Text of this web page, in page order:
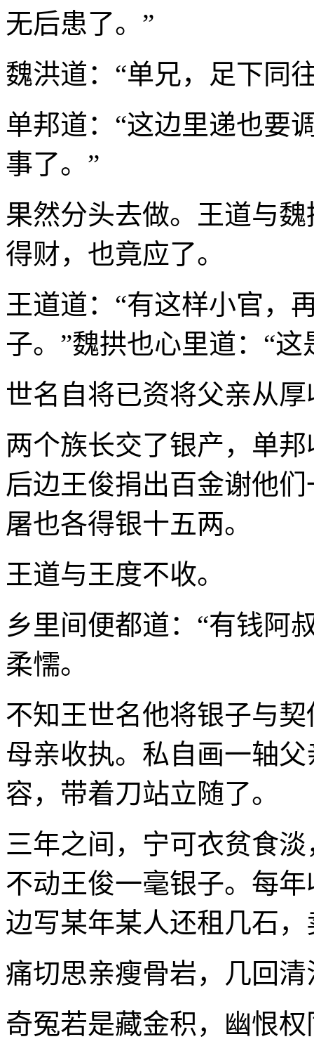
无后患了。”
魏洪道：“单兄，足下同
单邦道：“这边里递也要
事了。”
果然分头去做。王道与
得财，也竟应了。
王道道：“有这样小官，
子。”魏拱也心里道：“这
世名自将已资将父亲从厚
两个族长交了银产，单
后边王俊捐出百金谢他
屠也各得银十五两。
王道与王度不收。
乡里间便都道：“有钱阿
柔懦。
不知王世名他将银子与
母亲收执。私自画一轴
容，带着刀站立随了。
三年之间，宁可衣贫食
不动王俊一毫银子。每
边写某年某人还租几石
痛切思亲瘦骨岩，几回
奇冤若是藏金积，幽恨